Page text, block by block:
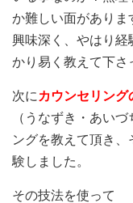
か難しい面があり
興味深く、やはり
かり易く教えて下さ
次に カウンセリング
（うなずき・あい
ングを教えて頂き
験しました。
その技法を使って